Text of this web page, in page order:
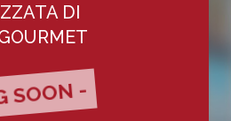
DI
SOON -